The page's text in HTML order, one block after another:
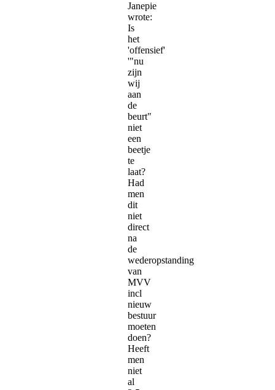
Janepie
wrote:
Is
het
'offensief'
'"nu
zijn
wij
aan
de
beurt"
niet
een
beetje
te
laat?
Had
men
dit
niet
direct
na
de
wederopstanding
van
MVV
incl
nieuw
bestuur
moeten
doen?
Heeft
men
niet
al